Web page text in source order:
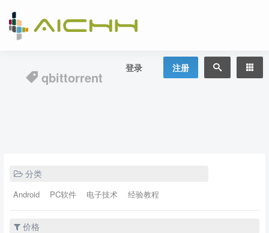
登录 注册
qbittorrent
分类
Android PC软件 电子技术 经验教程
价格